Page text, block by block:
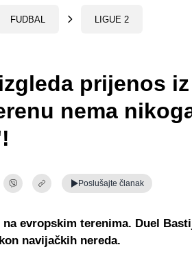
FUDBAL LIGUE 2
prijenos iz
nema
Poslušajte članak
evropskim terenima. Duel
navijačkih nereda.